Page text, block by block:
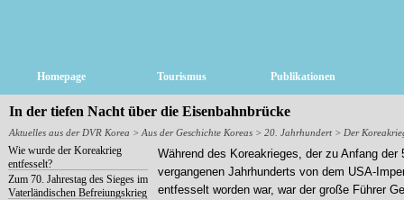
Homepage Tourismus Publikationen
In der tiefen Nacht über die Eisenbahnbrücke
Aktuelles aus der DVR Korea > Aus der Geschichte Koreas > 20. Jahrhundert > Der
Wie wurde der Koreakrieg
entfesselt?
Zum 70. Jahrestag des Sieges im
Vaterländischen Befreiungskrieg
Während des Koreakrieges, der zu Anfang der
vergangenen Jahrhunderts von dem USA-
entfesselt worden war, war der große Führer